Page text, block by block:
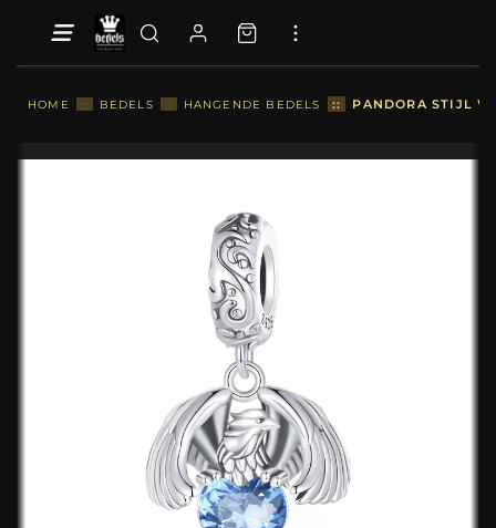
HOME :: BEDELS :: HANGENDE BEDELS :: PANDORA STIJL